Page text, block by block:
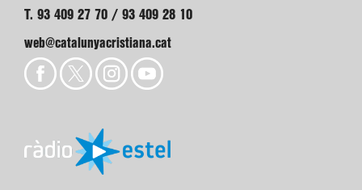
T. 93 409 27 70 / 93 409 28 10
web@catalunyacristiana.cat